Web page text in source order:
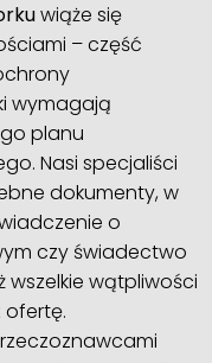
wiąże się
– część
wymagają
planu
Nasi specjaliści
dokumenty, w
o
czy świadectwo
wszelkie wątpliwości
ofertę.